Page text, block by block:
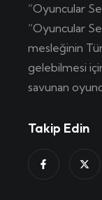
“Oyuncular
“Oyuncular
mesleğinin
gelebilmesi
savunan
Takip Edin